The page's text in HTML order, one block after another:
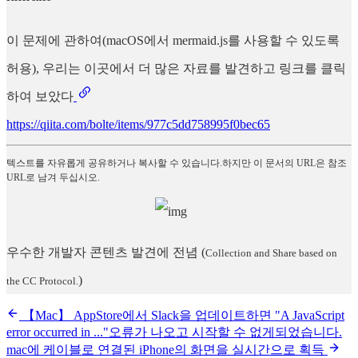
이 문제에 관하여(macOS에서 mermaid.js를 사용할 수 있도록
허용), 우리는 이곳에서 더 많은 자료를 발견하고 링크를 클릭
하여 보았다
https://qiita.com/bolte/items/977c5dd758995f0bec65
텍스트를 자유롭게 공유하거나 복사할 수 있습니다.하지만 이 문서의 URL은 참조
URL로 남겨 두십시오.
우수한 개발자 콘텐츠 발견에 전념 (Collection and Share based on
the CC Protocol. )
【Mac】 AppStore에서 Slack을 업데이트하면 "A JavaScript
error occurred in ..."오류가 나오고 시작할 수 없게되었습니다.
mac에 케이블로 연결된 iPhone의 화면을 실시간으로 획득